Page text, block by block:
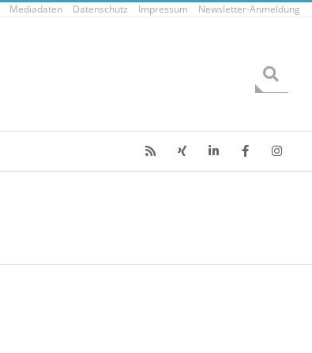
Mediadaten Datenschutz Impressum Newsletter-Anmeldung